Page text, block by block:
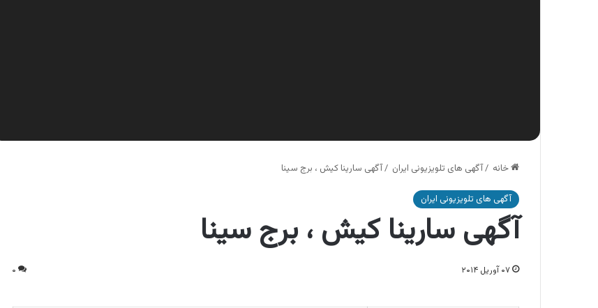
خانه /آگهی های تلویزیونی ایران /آگهی سارینا کیش ، برج سینا
آگهی های تلویزیونی ایران
آگهی سارینا کیش ، برج سینا
۰۷ آوریل ۲۰۱۴ ۰